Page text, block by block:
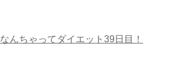
なんちゃってダイエット39日目！